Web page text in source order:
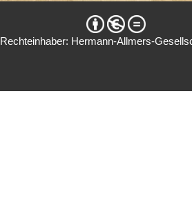
Rechteinhaber: Hermann-Allmers-